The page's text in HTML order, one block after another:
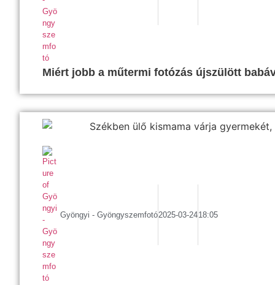
Miért jobb a műtermi fotózás újszülött
Gyöngyi - Gyöngyszemfotó2025-03-2418:05